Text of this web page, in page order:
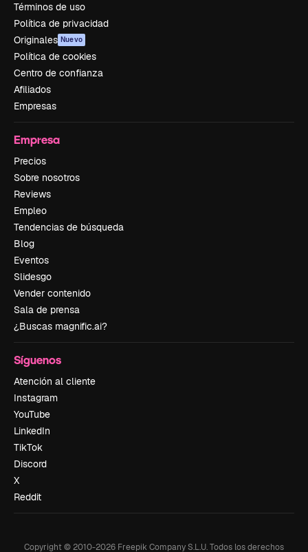
Términos de uso
Política de privacidad
Originales Nuevo
Política de cookies
Centro de confianza
Afiliados
Empresas
Empresa
Precios
Sobre nosotros
Reviews
Empleo
Tendencias de búsqueda
Blog
Eventos
Slidesgo
Vender contenido
Sala de prensa
¿Buscas magnific.ai?
Síguenos
Atención al cliente
Instagram
YouTube
LinkedIn
TikTok
Discord
X
Reddit
Copyright © 2010-2026 Freepik Company S.L.U.Todos los derechos